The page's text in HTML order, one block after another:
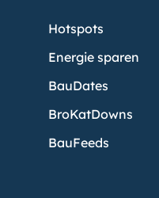
Hotspots
Energie sparen
BauDates
BroKatDowns
BauFeeds